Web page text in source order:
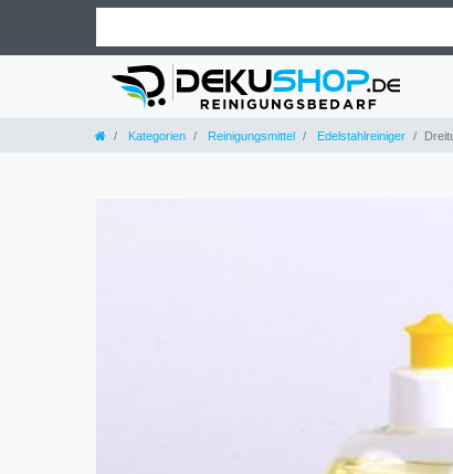
Kategorien Reinigungsmittel Edelstahlreiniger